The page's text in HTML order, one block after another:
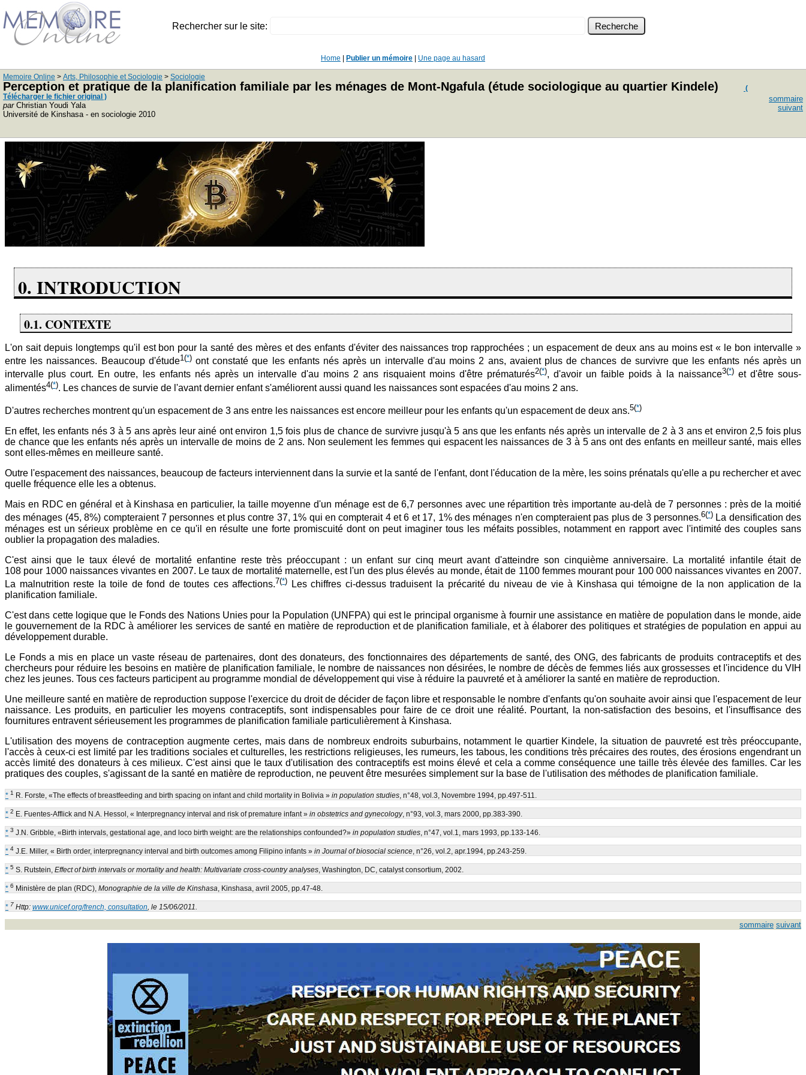
Rechercher sur le site:
Home Publier un mémoire Une page au hasard
Memoire Online > Arts, Philosophie et Sociologie > Sociologie
Perception et pratique de la planification familiale par les ménages de Mont-Ngafula (étude sociologique au quartier Kindele)
(
Télécharger le fichier original )
parChristian Youdi Yala
Université de Kinshasa - en sociologie 2010
sommaire
suivant
0. INTRODUCTION
0.1. CONTEXTE
L'on sait depuis longtemps qu'il est bon pour la santé des mères et des enfants d'éviter des naissances trop rapprochées ; un espacement de deux ans au moins est « le bon intervalle »
entre les naissances. Beaucoup d'étude1(*)ont constaté que les enfants nés après un intervalle d'au moins 2 ans, avaient plus de chances de survivre que les enfants nés après un
intervalle plus court. En outre, les enfants nés après un intervalle d'au moins 2 ans risquaient moins d'être prématurés2(*), d'avoir un faible poids à la naissance3(*)et d'être sous-
alimentés4(*). Les chances de survie de l'avant dernier enfant s'améliorent aussi quand les naissances sont espacées d'au moins 2 ans.
D'autres recherches montrent qu'un espacement de 3 ans entre les naissances est encore meilleur pour les enfants qu'un espacement de deux ans.5(*)
En effet, les enfants nés 3 à 5 ans après leur ainé ont environ 1,5 fois plus de chance de survivre jusqu'à 5 ans que les enfants nés après un intervalle de 2 à 3 ans et environ 2,5 fois plus
de chance que les enfants nés après un intervalle de moins de 2 ans. Non seulement les femmes qui espacent les naissances de 3 à 5 ans ont des enfants en meilleur santé, mais elles
sont elles-mêmes en meilleure santé.
Outre l'espacement des naissances, beaucoup de facteurs interviennent dans la survie et la santé de l'enfant, dont l'éducation de la mère, les soins prénatals qu'elle a pu rechercher et avec
quelle fréquence elle les a obtenus.
Mais en RDC en général et à Kinshasa en particulier, la taille moyenne d'un ménage est de 6,7 personnes avec une répartition très importante au-delà de 7 personnes : près de la moitié
des ménages (45, 8%) compteraient 7 personnes et plus contre 37, 1% qui en compterait 4 et 6 et 17, 1% des ménages n'en compteraient pas plus de 3 personnes.6(*)La densification des
ménages est un sérieux problème en ce qu'il en résulte une forte promiscuité dont on peut imaginer tous les méfaits possibles, notamment en rapport avec l'intimité des couples sans
oublier la propagation des maladies.
C'est ainsi que le taux élevé de mortalité enfantine reste très préoccupant : un enfant sur cinq meurt avant d'atteindre son cinquième anniversaire. La mortalité infantile était de
108 pour 1000 naissances vivantes en 2007. Le taux de mortalité maternelle, est l'un des plus élevés au monde, était de 1100 femmes mourant pour 100 000 naissances vivantes en 2007.
La malnutrition reste la toile de fond de toutes ces affections.7(*) Les chiffres ci-dessus traduisent la précarité du niveau de vie à Kinshasa qui témoigne de la non application de la
planification familiale.
C'est dans cette logique que le Fonds des Nations Unies pour la Population (UNFPA) qui est le principal organisme à fournir une assistance en matière de population dans le monde, aide
le gouvernement de la RDC à améliorer les services de santé en matière de reproduction et de planification familiale, et à élaborer des politiques et stratégies de population en appui au
développement durable.
Le Fonds a mis en place un vaste réseau de partenaires, dont des donateurs, des fonctionnaires des départements de santé, des ONG, des fabricants de produits contraceptifs et des
chercheurs pour réduire les besoins en matière de planification familiale, le nombre de naissances non désirées, le nombre de décès de femmes liés aux grossesses et l'incidence du VIH
chez les jeunes. Tous ces facteurs participent au programme mondial de développement qui vise à réduire la pauvreté et à améliorer la santé en matière de reproduction.
Une meilleure santé en matière de reproduction suppose l'exercice du droit de décider de façon libre et responsable le nombre d'enfants qu'on souhaite avoir ainsi que l'espacement de leur
naissance. Les produits, en particulier les moyens contraceptifs, sont indispensables pour faire de ce droit une réalité. Pourtant, la non-satisfaction des besoins, et l'insuffisance des
fournitures entravent sérieusement les programmes de planification familiale particulièrement à Kinshasa.
L'utilisation des moyens de contraception augmente certes, mais dans de nombreux endroits suburbains, notamment le quartier Kindele, la situation de pauvreté est très préoccupante,
l'accès à ceux-ci est limité par les traditions sociales et culturelles, les restrictions religieuses, les rumeurs, les tabous, les conditions très précaires des routes, des érosions engendrant un
accès limité des donateurs à ces milieux. C'est ainsi que le taux d'utilisation des contraceptifs est moins élevé et cela a comme conséquence une taille très élevée des familles. Car les
pratiques des couples, s'agissant de la santé en matière de reproduction, ne peuvent être mesurées simplement sur la base de l'utilisation des méthodes de planification familiale.
* 1 R. Forste, «The effects of breastfeeding and birth spacing on infant and child mortality in Bolivia » in population studies, n°48, vol.3, Novembre 1994, pp.497-511.
* 2 E. Fuentes-Afflick and N.A. Hessol, « Interpregnancy interval and risk of premature infant » in obstetrics and gynecology, n°93, vol.3, mars 2000, pp.383-390.
* 3 J.N. Gribble, «Birth intervals, gestational age, and loco birth weight: are the relationships confounded?» in population studies, n°47, vol.1, mars 1993, pp.133-146.
* 4 J.E. Miller, « Birth order, interpregnancy interval and birth outcomes among Filipino infants » in Journal of biosocial science, n°26, vol.2, apr.1994, pp.243-259.
* 5 S. Rutstein, Effect of birth intervals or mortality and health: Multivariate cross-country analyses, Washington, DC, catalyst consortium, 2002.
* 6 Ministère de plan (RDC), Monographie de la ville de Kinshasa, Kinshasa, avril 2005, pp.47-48.
* 7 Http: www.unicef.org/french, consultation, le 15/06/2011.
sommaire suivant